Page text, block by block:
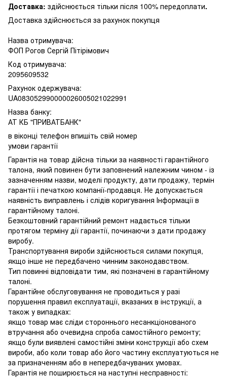
Доставка: здійснюється тільки після 100% передоплати.
Доставка здійснюється за рахунок покупця
Назва отримувача:
ФОП Рогов Сергій Пітірімович
Код отримувача:
2095609532
Рахунок одержувача:
UA083052990000026005021022991
Назва банку:
АТ КБ "ПРИВАТБАНК"
в віконці телефон впишіть свій номер
умови гарантії
Гарантія на товар дійсна тільки за наявності гарантійного
талона, який повинен бути заповнений належним чином - із
зазначенням назви, моделі продукту, дати продажу, термін
гарантії і печаткою компанії-продавця. Не допускається
наявність виправлень і слідів коригування Інформації в
гарантійному талоні.
Безкоштовний гарантійний ремонт надається тільки
протягом терміну дії гарантії, починаючи з дати продажу
виробу.
Транспортування вироби здійснюється силами покупця,
якщо інше не передбачено чинним законодавством.
Тип повинні відповідати тим, які позначені в гарантійному
талоні.
Гарантійне обслуговування не проводиться у разі
порушення правил експлуатації, вказаних в інструкції, а
також у випадках:
якщо товар має сліди стороннього несанкціонованого
втручання або очевидна спроба самостійного ремонту;
якщо були виявлені самостійні зміни конструкції або схем
вироби, або коли товар або його частину експлуатуються не
за призначенням або в непередбачуваних умовах.
Гарантія не поширюється на наступні несправності: